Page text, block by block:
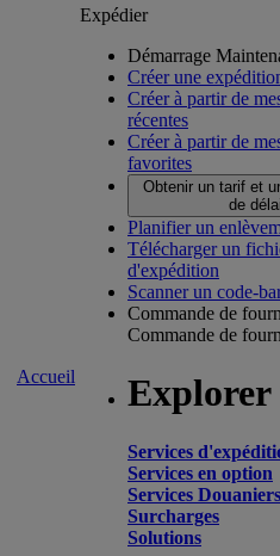
Accueil
Expédier
Démarrage
Créer une
Créer à partir de
récentes
Créer à partir de
favorites
Obtenir un tarif et
de délai
Planifier un
Télécharger un
d'expédition
Scanner un code-
Commande de
Commande de
Explorer
Services
Services en option
Services Douaniers
Surcharges
Solutions